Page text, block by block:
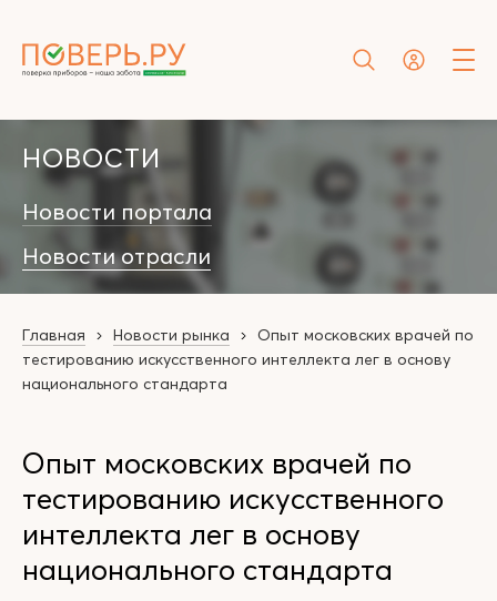
НОВОСТИ
Новости портала
Новости отрасли
Главная Новости рынка
Опыт московских врачей по
тестированию искусственного интеллекта лег в основу
национального стандарта
Опыт московских врачей по
тестированию искусственного
интеллекта лег в основу
национального стандарта